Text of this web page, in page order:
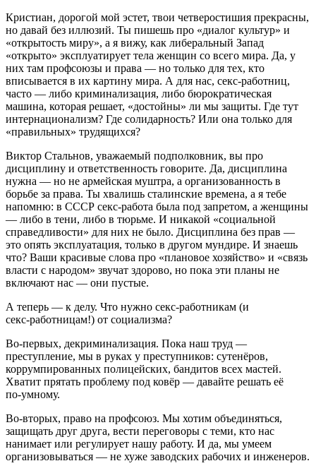
Кристиан, дорогой мой эстет, твои четверостишия прекрасны,
но давай без иллюзий. Ты пишешь про «диалог культур» и
«открытость миру», а я вижу, как либеральный Запад
«открыто» эксплуатирует тела женщин со всего мира. Да, у
них там профсоюзы и права — но только для тех, кто
вписывается в их картину мира. А для нас, секс‑работниц,
часто — либо криминализация, либо бюрократическая
машина, которая решает, «достойны» ли мы защиты. Где тут
интернационализм? Где солидарность? Или она только для
«правильных» трудящихся?
Виктор Стальнов, уважаемый подполковник, вы про
дисциплину и ответственность говорите. Да, дисциплина
нужна — но не армейская муштра, а организованность в
борьбе за права. Ты хвалишь сталинские времена, а я тебе
напомню: в СССР секс‑работа была под запретом, а женщины
— либо в тени, либо в тюрьме. И никакой «социальной
справедливости» для них не было. Дисциплина без прав —
это опять эксплуатация, только в другом мундире. И знаешь
что? Ваши красивые слова про «плановое хозяйство» и «связь
власти с народом» звучат здорово, но пока эти планы не
включают нас — они пустые.
А теперь — к делу. Что нужно секс‑работникам (и
секс‑работницам!) от социализма?
Во‑первых, декриминализация. Пока наш труд —
преступление, мы в руках у преступников: сутенёров,
коррумпированных полицейских, бандитов всех мастей.
Хватит прятать проблему под ковёр — давайте решать её
по‑умному.
Во‑вторых, право на профсоюз. Мы хотим объединяться,
защищать друг друга, вести переговоры с теми, кто нас
нанимает или регулирует нашу работу. И да, мы умеем
организовываться — не хуже заводских рабочих и инженеров.